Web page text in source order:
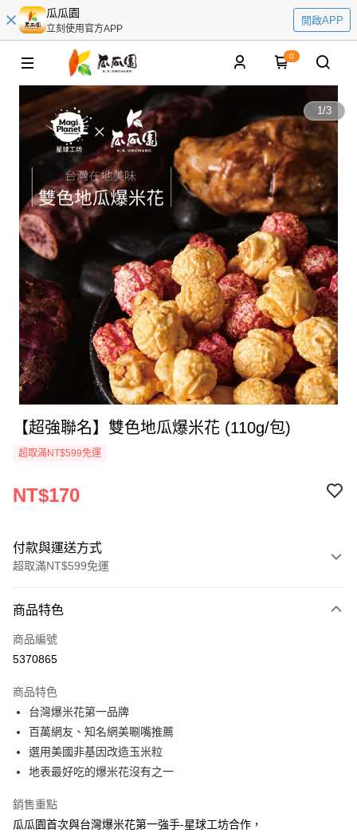
瓜瓜園
立刻使用官方APP
開啟APP
0
1/3
【超強聯名】雙色地瓜爆米花 (110g/包)
超取滿NT$599免運
NT$170
付款與運送方式
超取滿NT$599免運
信用卡一次付款
超商取貨付款
Apple Pay
街口支付
悠遊付
全盈+PAY
AFTEE先享後付
商品特色
商品編號
5370865
商品特色
台灣爆米花第一品牌
百萬網友、知名網美唰嘴推薦
選用美國非基因改造玉米粒
地表最好吃的爆米花沒有之一
銷售重點
瓜瓜園首次與台灣爆米花第一強手-星球工坊合作，